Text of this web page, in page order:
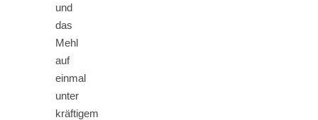
und
das
Mehl
auf
einmal
unter
kräftigem